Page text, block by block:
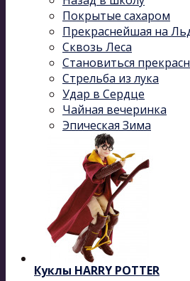
Покрытые сахаром
Прекраснейшая на
Сквозь Леса
Становиться
Стрельба из лука
Удар в Сердце
Чайная вечеринка
Эпическая Зима
Куклы HARRY POTTER